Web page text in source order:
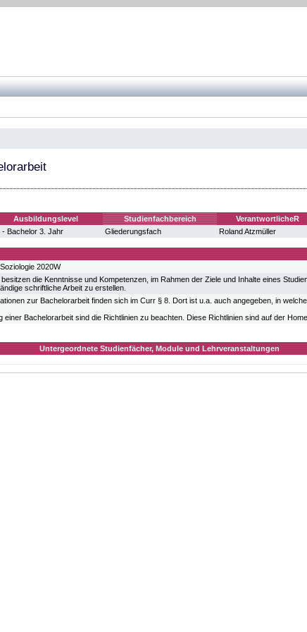
Ausbildungslevel Studienfachbereich VerantwortlicheR
- Bachelor 3. Jahr Gliederungsfach Roland Atzmüller
2020W
besitzen die Kenntnisse und Kompetenzen, im Rahmen der Ziele und Inhalte eines
schriftliche Arbeit zu erstellen.
zur Bachelorarbeit finden sich im Curr § 8. Dort ist u.a. auch angegeben, in
einer Bachelorarbeit sind die Richtlinien zu beachten. Diese Richtlinien sind auf der
Untergeordnete Studienfächer, Module und Lehrveranstaltungen